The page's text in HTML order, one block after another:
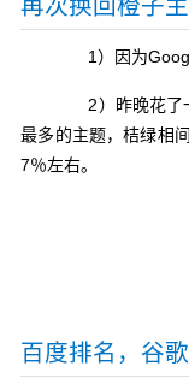
再次换回橙子
1）因为Google
2）昨晚花了一
最多的主题，桔绿相
7％左右。
百度排名，谷